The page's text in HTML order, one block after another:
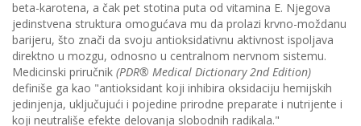
beta-karotena, a čak pet stotina puta od vitamina E. Njegova
jedinstvena struktura omogućava mu da prolazi krvno-moždanu
barijeru, što znači da svoju antioksidativnu aktivnost ispoljava
direktno u mozgu, odnosno u centralnom nervnom sistemu.
Medicinski priručnik (PDR® Medical Dictionary 2nd Edition)
definiše ga kao "antioksidant koji inhibira oksidaciju hemijskih
jedinjenja, uključujući i pojedine prirodne preparate i nutrijente i
koji neutrališe efekte delovanja slobodnih radikala."